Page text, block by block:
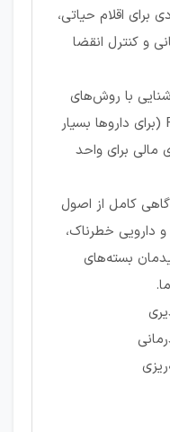
برای اقلام حیاتی،
و کنترل انقضا
با روش‌های
قیمت‌گذاری مانند FIFO (برای داروها بسیار
مالی برای واحد
کامل از اصول
دارویی خطرناک،
بسته‌های